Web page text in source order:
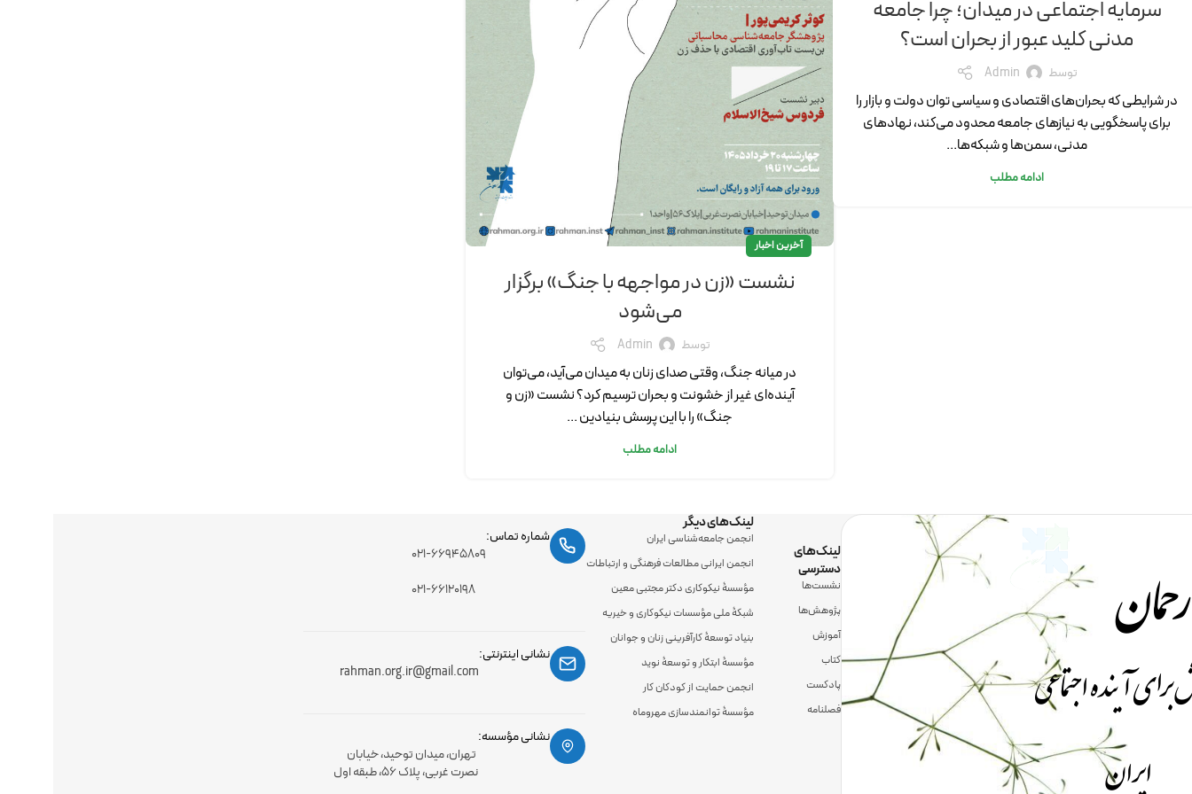
سرمایه اجتماعی در میدان؛ چرا جامعه
مدنی کلید عبور از بحران است؟
توسط Admin
در شرایطی که بحران‌های اقتصادی و سیاسی توان دولت و بازار را
برای پاسخگویی به نیازهای جامعه محدود می‌کند، نهادهای
مدنی، سمن‌ها و شبکه‌ها...
ادامه مطلب
آخرین اخبار
نشست «زن در مواجهه با جنگ» برگزار
می‌شود
توسط Admin
در میانه جنگ، وقتی صدای زنان به میدان می‌آید، می‌توان
آینده‌ای غیر از خشونت و بحران ترسیم کرد؟ نشست «زن و
جنگ» را با این پرسش بنیادین ...
ادامه مطلب
رحمان
آینده اجتماعی
ایران
لینک‌های
دسترسی
نشست‌ها
پژوهش‌ها
آموزش
کتاب
پادکست
فصلنامه
لینک‌های دیگر
انجمن جامعه‌شناسی ایران
انجمن ایرانی مطالعات فرهنگی و ارتباطات
مؤسسۀ نیکوکاری دکتر مجتبی معین
شبکۀ ملی مؤسسات نیکوکاری و خیریه
بنیاد توسعۀ کارآفرینی زنان و جوانان
مؤسسۀ ابتکار و توسعۀ نوید
انجمن حمایت از کودکان کار
مؤسسۀ توانمندسازی مهروماه
شماره تماس:
۰۲۱-۶۶۹۴۵۸۰۹
۰۲۱-۶۶۱۲۰۱۹۸
نشانی اینترنتی:
rahman.org.ir@gmail.com
نشانی مؤسسه:
تهران، میدان توحید، خیابان
نصرت غربی، پلاک 56، طبقه اول